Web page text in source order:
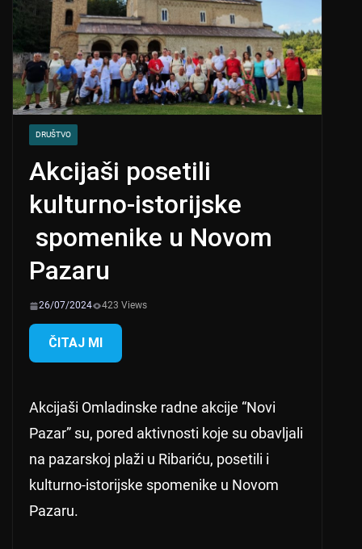
DRUŠTVO
Akcijaši posetili
kulturno-istorijske
spomenike u Novom
Pazaru
26/07/2024 423 Views
ČITAJ MI
Akcijaši Omladinske radne akcije “Novi
Pazar” su, pored aktivnosti koje su obavljali
na pazarskoj plaži u Ribariću, posetili i
kulturno-istorijske spomenike u Novom
Pazaru.